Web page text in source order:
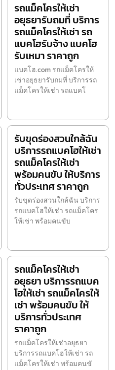
รถแม็คโครให้เช่า
อยุธยารับถมที่ บริการ
รถแม็คโครให้เช่า รถ
แบคโฮรับจ้าง แบคโฮ
รับเหมา ราคาถูก
แบคโฮ.com รถแม็คโครให้
เช่าอยุธยารับถมที่ บริการรถ
แม็คโครให้เช่า รถแบคโ
รับขุดร่องสวนใกล้ฉัน
บริการรถแบคโฮให้เช่า
รถแม็คโครให้เช่า
พร้อมคนขับ ให้บริการ
ทั่วประเทศ ราคาถูก
รับขุดร่องสวนใกล้ฉัน บริการ
รถแบคโฮให้เช่า รถแม็คโคร
ให้เช่า พร้อมคนขับ
รถแม็คโครให้เช่า
อยุธยา บริการรถแบค
โฮให้เช่า รถแม็คโครให้
เช่า พร้อมคนขับ ให้
บริการทั่วประเทศ
ราคาถูก
รถแม็คโครให้เช่าอยุธยา
บริการรถแบคโฮให้เช่า รถ
แม็คโครให้เช่า พร้อมคนขั